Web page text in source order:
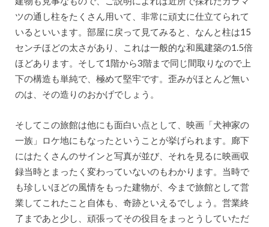
ツの通し柱をたくさん用いて、非常に頑丈に仕立てられて
いるといいます。部屋に戻って見てみると、なんと柱は15
センチほどの太さがあり、これは一般的な和風建築の1.5倍
ほどあります。そして1階から3階まで同じ間取りなので上
下の構造も単純で、極めて堅牢です。歪みがほとんど無い
のは、その造りのおかげでしょう。
そしてこの旅館は他にも面白い点として、映画「犬神家の
一族」ロケ地にもなったということが挙げられます。廊下
にはたくさんのサインと写真が並び、それを見るに映画収
録当時とまったく変わっていないのもわかります。当時で
も珍しいほどの風情をもった建物が、今まで旅館として営
業してこれたこと自体も、奇跡といえるでしょう。営業終
了まであと少し、頑張ってその役目をまっとうしていただ